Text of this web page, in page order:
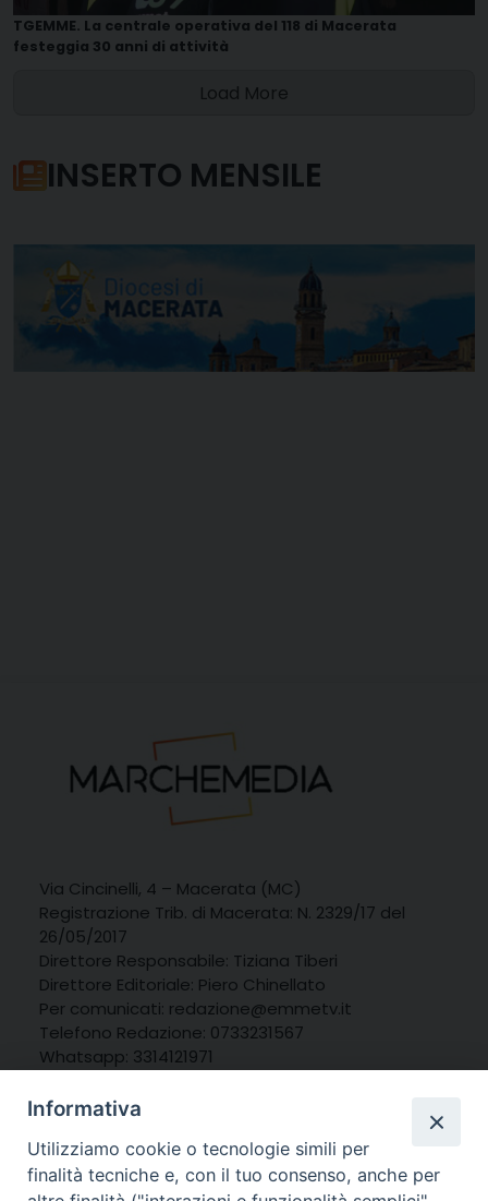
TGEMME. La centrale operativa del 118 di Macerata
festeggia 30 anni di attività
Load More
INSERTO MENSILE
Via Cincinelli, 4 – Macerata (MC)
Registrazione Trib. di Macerata: N. 2329/17 del
26/05/2017
Direttore Responsabile: Tiziana Tiberi
Direttore Editoriale: Piero Chinellato
Per comunicati: redazione@emmetv.it
Telefono Redazione: 0733231567
Whatsapp: 3314121971
Informativa
Utilizziamo cookie o tecnologie simili per
finalità tecniche e, con il tuo consenso, anche per